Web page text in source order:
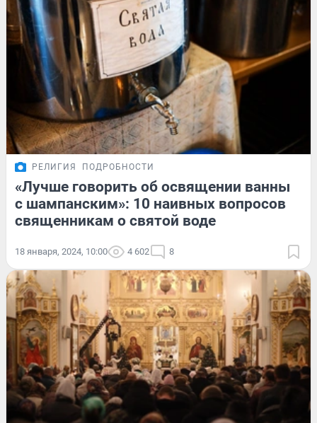
РЕЛИГИЯ ПОДРОБНОСТИ
«Лучше говорить об освящении ванны
с шампанским»: 10 наивных вопросов
священникам о святой воде
18 января, 2024, 10:00 4 602 8